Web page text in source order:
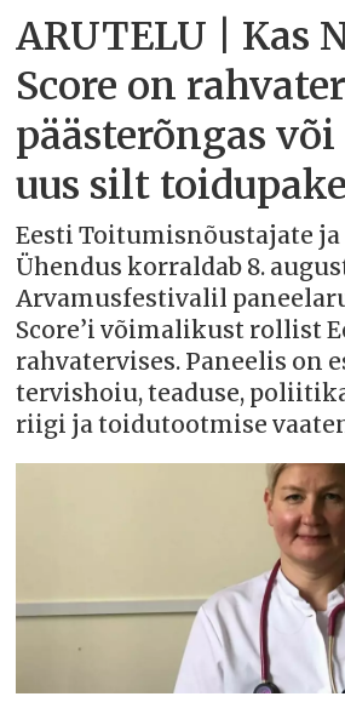
ARUTELU | Kas
Score on
päästerõngas
uus silt
Eesti Toitumisnõustajate
Ühendus korraldab 8.
Arvamusfestivalil
Score’i võimalikust rollist
rahvatervises. Paneelis on
tervishoiu, teaduse,
riigi ja toidutootmise